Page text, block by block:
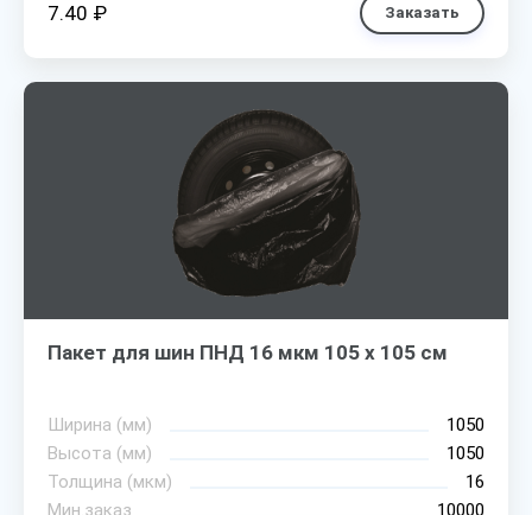
7.40 ₽ Заказать
Пакет для шин ПНД 16 мкм 105 х 105 см
Ширина (мм)
1050
Высота (мм)
1050
Толщина (мкм)
16
Мин.заказ
10000